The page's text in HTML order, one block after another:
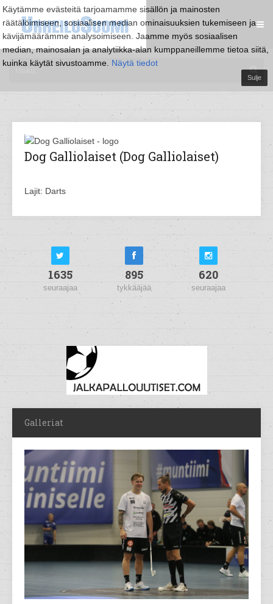
Käytämme evästeitä tarjoamamme sisällön ja mainosten
räätälöimiseen, sosiaalisen median ominaisuuksien tukemiseen ja
kävijämäärämme analysoimiseen. Jaamme myös sosiaalisen
median, mainosalan ja analytiikka-alan kumppaneillemme tietoa siitä,
kuinka käytät sivustoamme. Näytä tiedot
Sulje
Dog Galliolaiset (Dog Galliolaiset)
Lajit: Darts
1635
seuraajaa
895
tykkääjää
620
seuraajaa
Galleriat